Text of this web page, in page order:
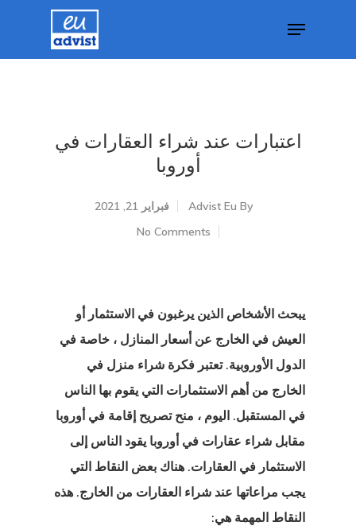
اعتبارات عند شراء العقارات في
أوروبا
By
Advist Eu
فبراير 21, 2021
No Comments
يبحث الأشخاص الذين يرغبون في الاستثمار أو
العيش في الخارج عن أسعار المنازل ، خاصة في
الدول الأوروبية. تعتبر فكرة شراء منزل في
الخارج من أهم الاستثمارات التي يقوم بها الناس
في المستقبل. اليوم ، منح تصريح إقامة في أوروبا
مقابل شراء عقارات في أوروبا يقود الناس إلى
الاستثمار في العقارات. هناك بعض النقاط التي
يجب مراعاتها عند شراء العقارات من الخارج. هذه
النقاط المهمة هي: